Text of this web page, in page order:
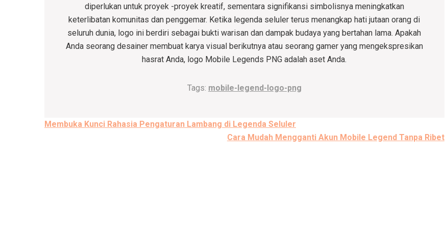
diperlukan untuk proyek -proyek kreatif, sementara signifikansi simbolisnya meningkatkan
keterlibatan komunitas dan penggemar. Ketika legenda seluler terus menangkap hati jutaan orang di
seluruh dunia, logo ini berdiri sebagai bukti warisan dan dampak budaya yang bertahan lama. Apakah
Anda seorang desainer membuat karya visual berikutnya atau seorang gamer yang mengekspresikan
hasrat Anda, logo Mobile Legends PNG adalah aset Anda.
Tags: mobile-legend-logo-png
Post
Membuka Kunci Rahasia Pengaturan Lambang di Legenda Seluler
Cara Mudah Mengganti Akun Mobile Legend Tanpa Ribet